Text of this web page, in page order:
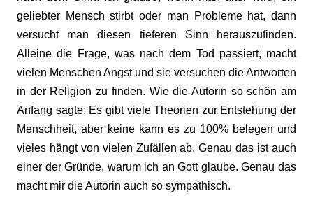
geliebter Mensch stirbt oder man Probleme hat, dann
versucht man diesen tieferen Sinn herauszufinden.
Alleine die Frage, was nach dem Tod passiert, macht
vielen Menschen Angst und sie versuchen die Antworten
in der Religion zu finden. Wie die Autorin so schön am
Anfang sagte: Es gibt viele Theorien zur Entstehung der
Menschheit, aber keine kann es zu 100% belegen und
vieles hängt von vielen Zufällen ab. Genau das ist auch
einer der Gründe, warum ich an Gott glaube. Genau das
macht mir die Autorin auch so sympathisch.